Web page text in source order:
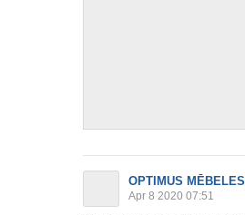
OPTIMUS MĒBELES
Apr 8 2020 07:51